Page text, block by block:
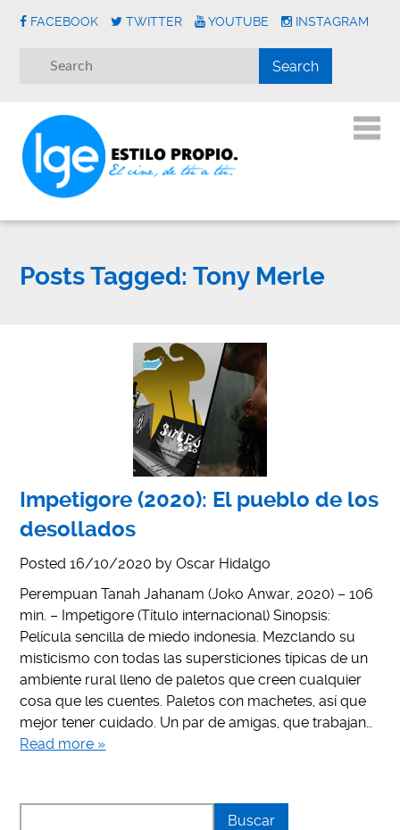
FACEBOOK TWITTER YOUTUBE INSTAGRAM
Posts Tagged: Tony Merle
Impetigore (2020): El pueblo de los
desollados
Posted16/10/2020 byOscar Hidalgo
Perempuan Tanah Jahanam (Joko Anwar, 2020) – 106
min. – Impetigore (Título internacional) Sinopsis:
Película sencilla de miedo indonesia. Mezclando su
misticismo con todas las supersticiones típicas de un
ambiente rural lleno de paletos que creen cualquier
cosa que les cuentes. Paletos con machetes, así que
mejor tener cuidado. Un par de amigas, que trabajan…
Read more »